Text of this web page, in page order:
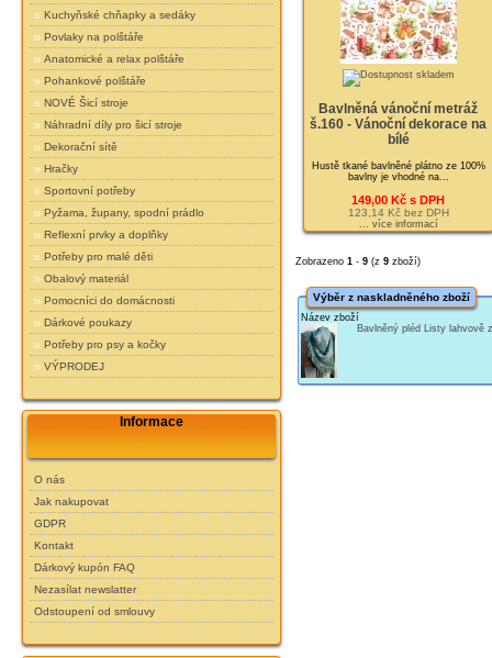
Kuchyňské chňapky a sedáky
Povlaky na polštáře
Anatomické a relax polštáře
Pohankové polštáře
NOVÉ Šicí stroje
Náhradní díly pro šicí stroje
Dekorační sítě
Hračky
Sportovní potřeby
Pyžama, župany, spodní prádlo
Reflexní prvky a doplňky
Potřeby pro malé děti
Obalový materiál
Pomocníci do domácnosti
Dárkové poukazy
Potřeby pro psy a kočky
VÝPRODEJ
Informace
O nás
Jak nakupovat
GDPR
Kontakt
Dárkový kupón FAQ
Nezasílat newslatter
Odstoupení od smlouvy
Bavlněná vánoční metráž
š.160 - Vánoční dekorace na
bílé
Hustě tkané bavlněné plátno ze 100%
bavlny je vhodné na...
149,00 Kč s DPH
123,14 Kč bez DPH
... více informací
Zobrazeno 1 - 9(z 9zboží)
Výběr z naskladněného zboží
Název zboží
Bavlněný pléd Listy lahvově